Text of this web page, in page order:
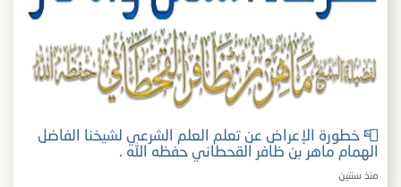
📮 خطورة الإعراض عن تعلم العلم الشرعي لشيخنا الفاضل
الهمام ماهر بن ظافر القحطاني حفظه الله .
منذ سنتين